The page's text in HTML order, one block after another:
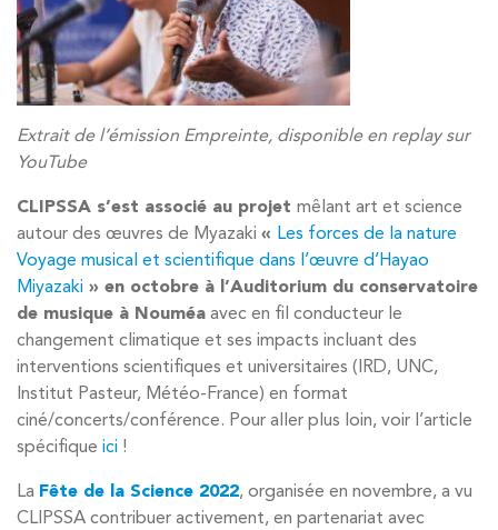
Extrait de l’émission Empreinte, disponible en replay sur
YouTube
CLIPSSA s’est associé au projet mêlant art et science
autour des œuvres de Myazaki « Les forces de la nature
Voyage musical et scientifique dans l’œuvre d’Hayao
Miyazaki » en octobre à l’Auditorium du conservatoire
de musique à Nouméa avec en fil conducteur le
changement climatique et ses impacts incluant des
interventions scientifiques et universitaires (IRD, UNC,
Institut Pasteur, Météo-France) en format
ciné/concerts/conférence. Pour aller plus loin, voir l’article
spécifique ici !
La Fête de la Science 2022, organisée en novembre, a vu
CLIPSSA contribuer activement, en partenariat avec